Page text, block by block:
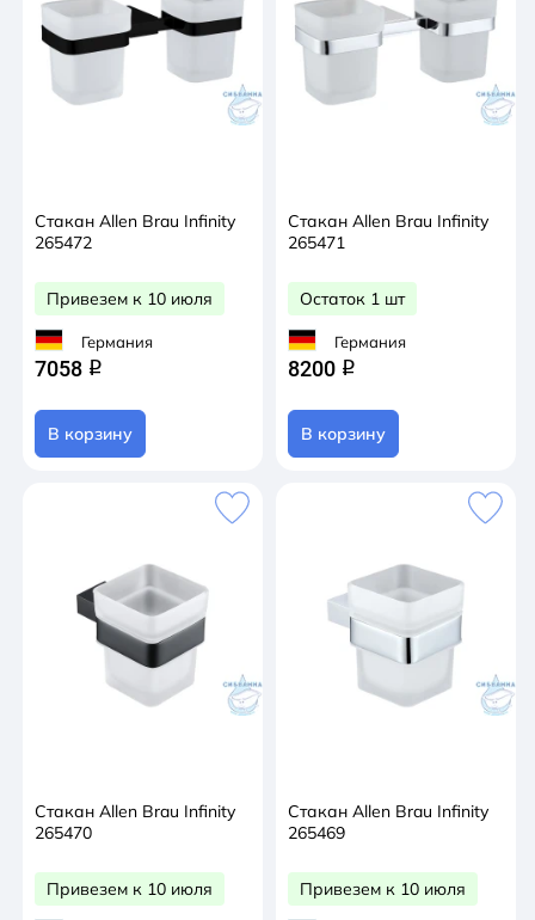
Стакан Allen Brau Infinity
265472
Привезем к 10 июля
Германия
7058 q
В корзину
Стакан Allen Brau Infinity
265471
Остаток 1 шт
Германия
8200 q
В корзину
Стакан Allen Brau Infinity
265470
Привезем к 10 июля
Стакан Allen Brau Infinity
265469
Привезем к 10 июля